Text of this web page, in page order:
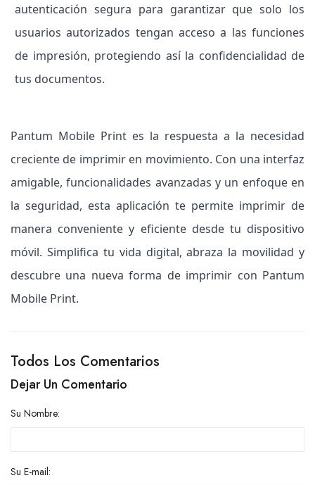
autenticación segura para garantizar que solo los
usuarios autorizados tengan acceso a las funciones
de impresión, protegiendo así la confidencialidad de
tus documentos.
Pantum Mobile Print es la respuesta a la necesidad
creciente de imprimir en movimiento. Con una interfaz
amigable, funcionalidades avanzadas y un enfoque en
la seguridad, esta aplicación te permite imprimir de
manera conveniente y eficiente desde tu dispositivo
móvil. Simplifica tu vida digital, abraza la movilidad y
descubre una nueva forma de imprimir con Pantum
Mobile Print.
Todos Los Comentarios
Dejar Un Comentario
Su Nombre:
Su E-mail: